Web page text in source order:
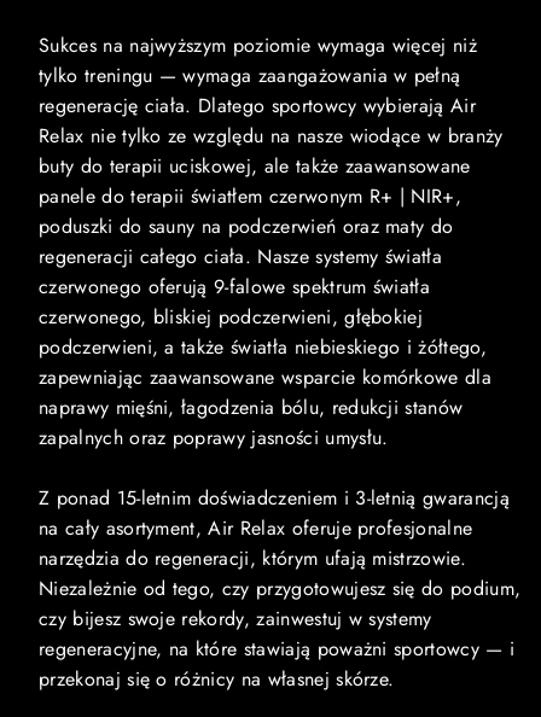
Sukces na najwyższym poziomie wymaga więcej niż
tylko treningu — wymaga zaangażowania w pełną
regenerację ciała. Dlatego sportowcy wybierają Air
Relax nie tylko ze względu na nasze wiodące w branży
buty do terapii uciskowej, ale także zaawansowane
panele do terapii światłem czerwonym R+ | NIR+,
poduszki do sauny na podczerwień oraz maty do
regeneracji całego ciała. Nasze systemy światła
czerwonego oferują 9-falowe spektrum światła
czerwonego, bliskiej podczerwieni, głębokiej
podczerwieni, a także światła niebieskiego i żółtego,
zapewniając zaawansowane wsparcie komórkowe dla
naprawy mięśni, łagodzenia bólu, redukcji stanów
zapalnych oraz poprawy jasności umysłu.
Z ponad 15-letnim doświadczeniem i 3-letnią gwarancją
na cały asortyment, Air Relax oferuje profesjonalne
narzędzia do regeneracji, którym ufają mistrzowie.
Niezależnie od tego, czy przygotowujesz się do podium,
czy bijesz swoje rekordy, zainwestuj w systemy
regeneracyjne, na które stawiają poważni sportowcy — i
przekonaj się o różnicy na własnej skórze.